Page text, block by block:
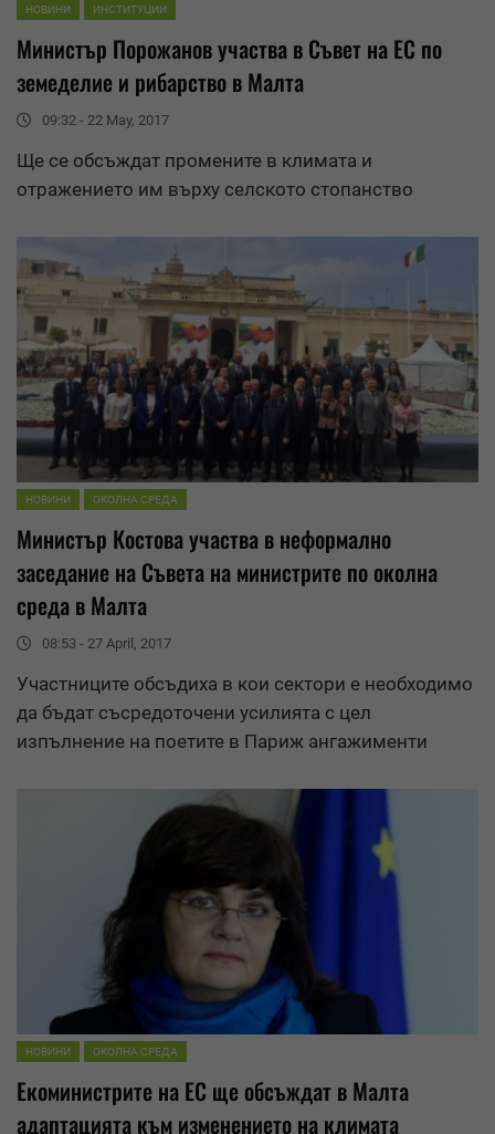
НОВИНИ ИНСТИТУЦИИ
Министър Порожанов участва в Съвет на ЕС по
земеделие и рибарство в Малта
09:32 - 22 May, 2017
Ще се обсъждат промените в климата и
отражението им върху селското стопанство
НОВИНИ ОКОЛНА СРЕДА
Министър Костова участва в неформално
заседание на Съвета на министрите по околна
среда в Малта
08:53 - 27 April, 2017
Участниците обсъдиха в кои сектори е необходимо
да бъдат съсредоточени усилията с цел
изпълнение на поетите в Париж ангажименти
НОВИНИ ОКОЛНА СРЕДА
Екоминистрите на ЕС ще обсъждат в Малта
адаптацията към изменението на климата